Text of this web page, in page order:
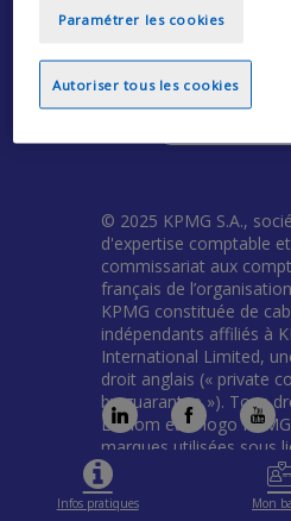
Pour vous opposer au
cliquez ici
© 2025 KPMG S.A.,
d'expertise comptable
commissariat aux
français de
KPMG constituée de
indépendants affiliés à
International Limited,
droit anglais (« private
by guarantee »). Tous
Le nom et le logo
marques utilisées sous
cabinets indépendants
l’organisation mondiale
savoir plus sur la
Infos pratiques Mon
Autoriser tous les cookies
Paramétrer les cookies